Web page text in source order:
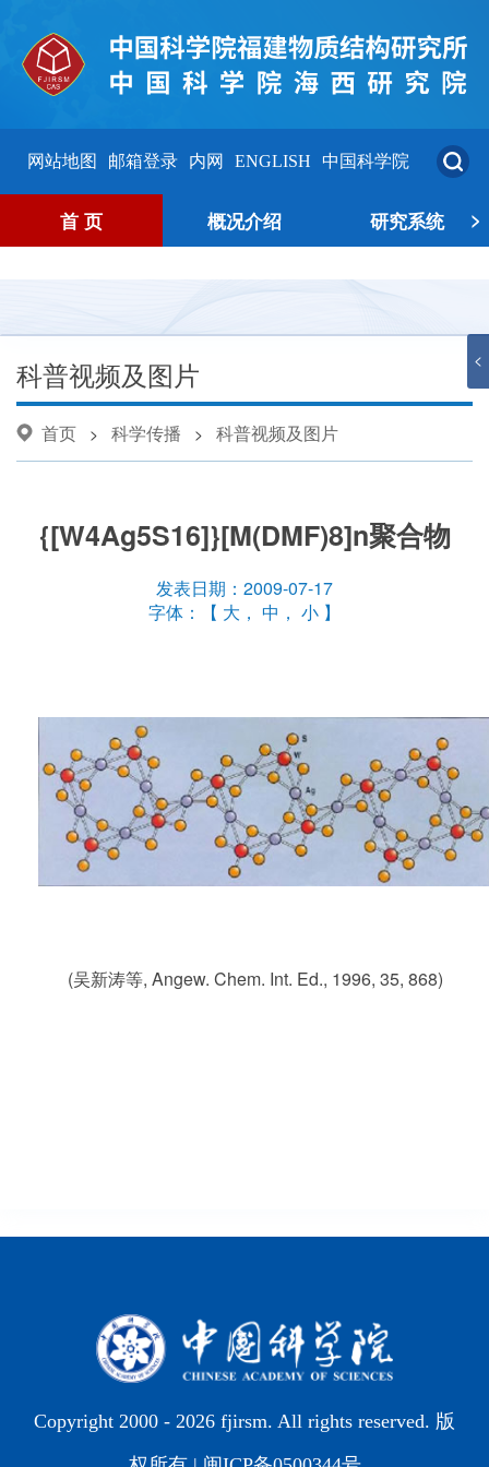
网站地图 邮箱登录 内网 ENGLISH 中国科学院
首 页 概况介绍 研究系统 >
<
科普视频及图片
首页 > 科学传播 > 科普视频及图片
{[W4Ag5S16]}[M(DMF)8]n聚合物
发表日期：2009-07-17
字体：【 大 ， 中 ， 小 】
(吴新涛等, Angew. Chem. Int. Ed., 1996, 35, 868)
Copyright 2000 - 2026 fjirsm. All rights reserved. 版